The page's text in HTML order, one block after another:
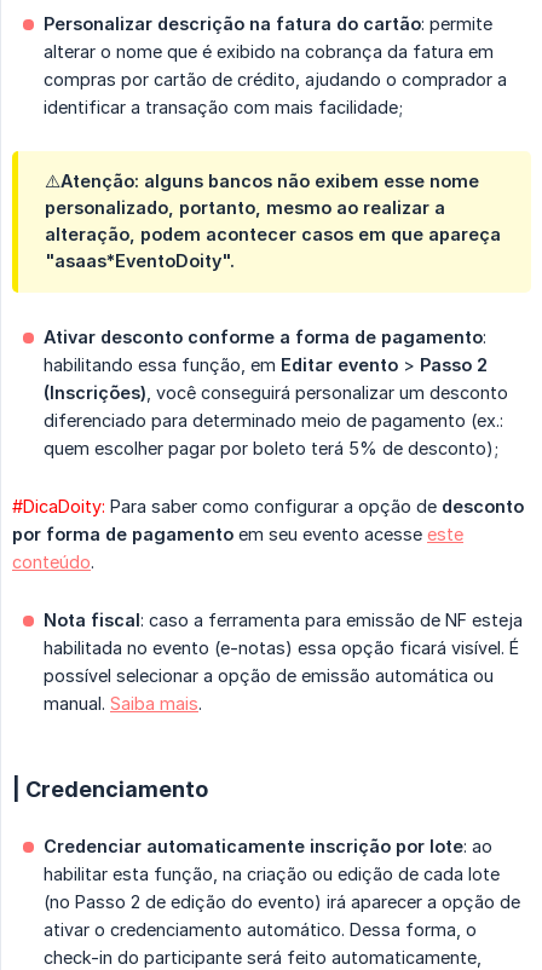
Personalizar descrição na fatura do cartão: permite
alterar o nome que é exibido na cobrança da fatura em
compras por cartão de crédito, ajudando o comprador a
identificar a transação com mais facilidade;
⚠️Atenção: alguns bancos não exibem esse nome
personalizado, portanto, mesmo ao realizar a
alteração, podem acontecer casos em que apareça
"asaas*EventoDoity".
Ativar desconto conforme a forma de pagamento:
habilitando essa função, em Editar evento > Passo 2
(Inscrições) , você conseguirá personalizar um desconto
diferenciado para determinado meio de pagamento (ex.:
quem escolher pagar por boleto terá 5% de desconto);
#DicaDoity: Para saber como configurar a opção de desconto
por forma de pagamento em seu evento acesse este
conteúdo.
Nota fiscal: caso a ferramenta para emissão de NF esteja
habilitada no evento (e-notas) essa opção ficará visível. É
possível selecionar a opção de emissão automática ou
manual. Saiba mais.
| Credenciamento
Credenciar automaticamente inscrição por lote: ao
habilitar esta função, na criação ou edição de cada lote
(no Passo 2 de edição do evento) irá aparecer a opção de
ativar o credenciamento automático. Dessa forma, o
check-in do participante será feito automaticamente,